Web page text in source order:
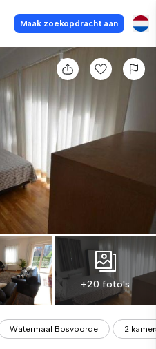
Maak zoekopdracht aan
+20 foto's
Watermaal Bosvoorde 2